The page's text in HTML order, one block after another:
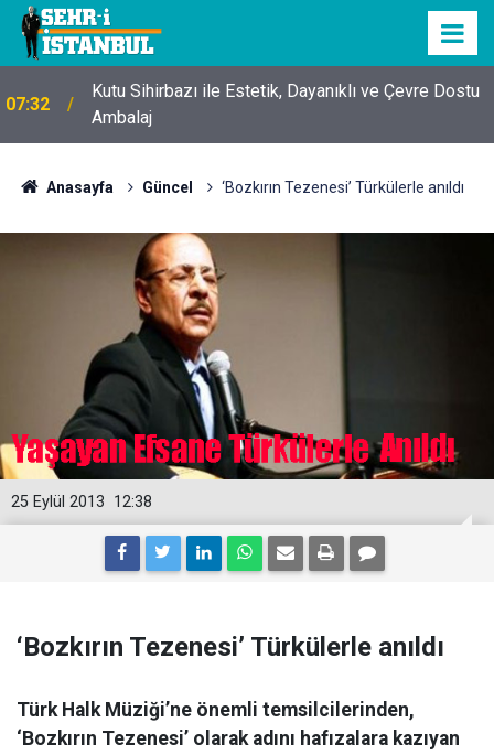
07:32
Kutu Sihirbazı ile Estetik, Dayanıklı ve Çevre Dostu
Ambalaj
Anasayfa Güncel ‘Bozkırın Tezenesi’ Türkülerle anıldı
12:38
25 Eylül 2013
‘Bozkırın Tezenesi’ Türkülerle anıldı
Türk Halk Müziği’ne önemli temsilcilerinden,
‘Bozkırın Tezenesi’ olarak adını hafızalara kazıyan